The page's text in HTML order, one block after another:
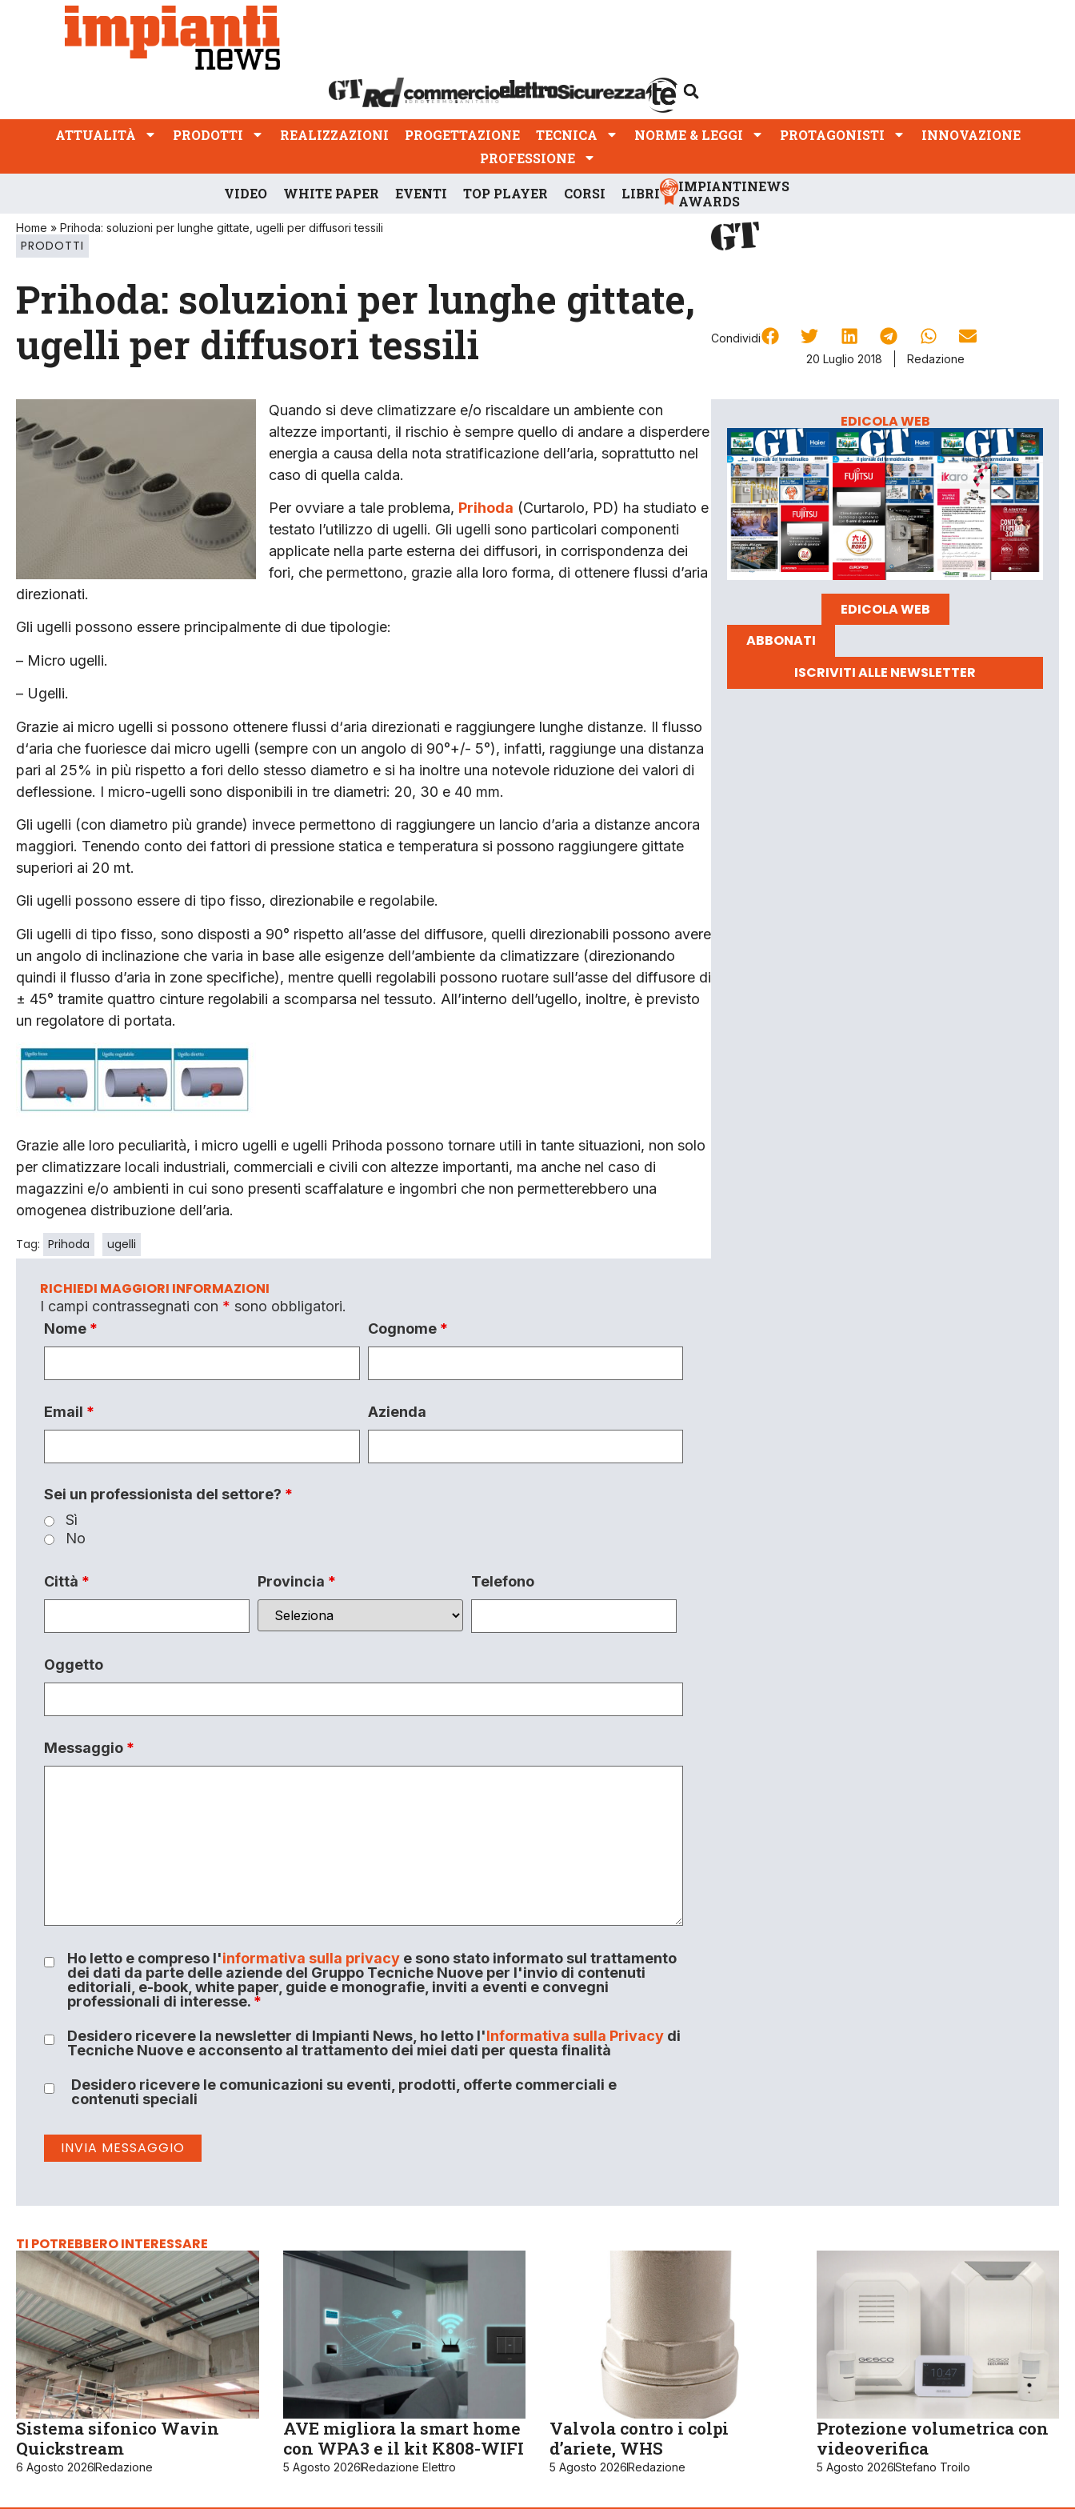
ATTUALITÀ PRODOTTI REALIZZAZIONI
PROFESSIONE
ATTUALITÀ PRODOTTI REALIZZAZIONI PROGETTAZIONE TECNICA NORME & LEGGI PROTAGONISTI
INNOVAZIONE
PROFESSIONE
VIDEO WHITE PAPER EVENTI TOP PLAYER CORSI LIBRI
IMPIANTINEWS
AWARDS
Home » Prihoda: soluzioni per lunghe gittate, ugelli per diffusori tessili
PRODOTTI
Prihoda: soluzioni per lunghe gittate,
ugelli per diffusori tessili
Condividi
20 Luglio 2018
Redazione
Quando si deve climatizzare e/o riscaldare un ambiente con
altezze importanti, il rischio è sempre quello di andare a disperdere
energia a causa della nota stratificazione dell’aria, soprattutto nel
caso di quella calda.
Per ovviare a tale problema, Prihoda (Curtarolo, PD) ha studiato e
testato l’utilizzo di ugelli. Gli ugelli sono particolari componenti
applicate nella parte esterna dei diffusori, in corrispondenza dei
fori, che permettono, grazie alla loro forma, di ottenere flussi d’aria
direzionati.
Gli ugelli possono essere principalmente di due tipologie:
– Micro ugelli.
– Ugelli.
Grazie ai micro ugelli si possono ottenere flussi d‘aria direzionati e raggiungere lunghe distanze. Il flusso
d‘aria che fuoriesce dai micro ugelli (sempre con un angolo di 90°+/- 5°), infatti, raggiunge una distanza
pari al 25% in più rispetto a fori dello stesso diametro e si ha inoltre una notevole riduzione dei valori di
deflessione. I micro-ugelli sono disponibili in tre diametri: 20, 30 e 40 mm.
Gli ugelli (con diametro più grande) invece permettono di raggiungere un lancio d’aria a distanze ancora
maggiori. Tenendo conto dei fattori di pressione statica e temperatura si possono raggiungere gittate
superiori ai 20 mt.
Gli ugelli possono essere di tipo fisso, direzionabile e regolabile.
Gli ugelli di tipo fisso, sono disposti a 90° rispetto all’asse del diffusore, quelli direzionabili possono avere
un angolo di inclinazione che varia in base alle esigenze dell’ambiente da climatizzare (direzionando
quindi il flusso d’aria in zone specifiche), mentre quelli regolabili possono ruotare sull’asse del diffusore di
± 45° tramite quattro cinture regolabili a scomparsa nel tessuto. All’interno dell’ugello, inoltre, è previsto
un regolatore di portata.
Grazie alle loro peculiarità, i micro ugelli e ugelli Prihoda possono tornare utili in tante situazioni, non solo
per climatizzare locali industriali, commerciali e civili con altezze importanti, ma anche nel caso di
magazzini e/o ambienti in cui sono presenti scaffalature e ingombri che non permetterebbero una
omogenea distribuzione dell’aria.
Tag: Prihoda ugelli
RICHIEDI MAGGIORI INFORMAZIONI
I campi contrassegnati con * sono obbligatori.
Nome * Cognome *
Email * Azienda
Sei un professionista del settore? *
Sì
No
Città * Provincia * Telefono
Oggetto
Messaggio *
Ho letto e compreso l'informativa sulla privacye sono stato informato sul trattamento
dei dati da parte delle aziende del Gruppo Tecniche Nuove per l'invio di contenuti
editoriali, e-book, white paper, guide e monografie, inviti a eventi e convegni
professionali di interesse. *
Desidero ricevere la newsletter di Impianti News, ho letto l'Informativa sulla Privacydi
Tecniche Nuove e acconsento al trattamento dei miei dati per questa finalità
Desidero ricevere le comunicazioni su eventi, prodotti, offerte commerciali e
contenuti speciali
EDICOLA WEB
EDICOLA WEB
ABBONATI
ISCRIVITI ALLE NEWSLETTER
TI POTREBBERO INTERESSARE
Sistema sifonico Wavin
Quickstream
6 Agosto 2026Redazione
AVE migliora la smart home
con WPA3 e il kit K808-WIFI
5 Agosto 2026Redazione Elettro
Valvola contro i colpi
d’ariete, WHS
5 Agosto 2026Redazione
Protezione volumetrica con
videoverifica
5 Agosto 2026Stefano Troilo